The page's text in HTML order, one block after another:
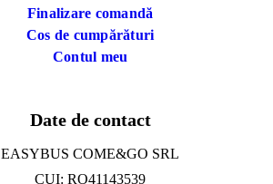
Finalizare comandă
Cos de cumpărături
Contul meu
Date de contact
EASYBUS COME&GO SRL
CUI: RO41143539